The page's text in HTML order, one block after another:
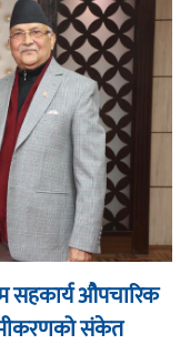
सहकार्य औपचारिक
संकेत